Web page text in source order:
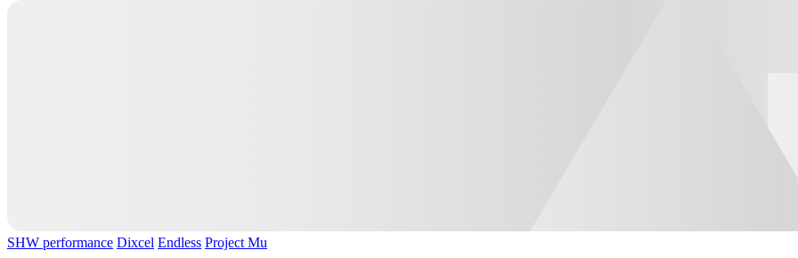
SHW performance Dixcel Endless Project Mu